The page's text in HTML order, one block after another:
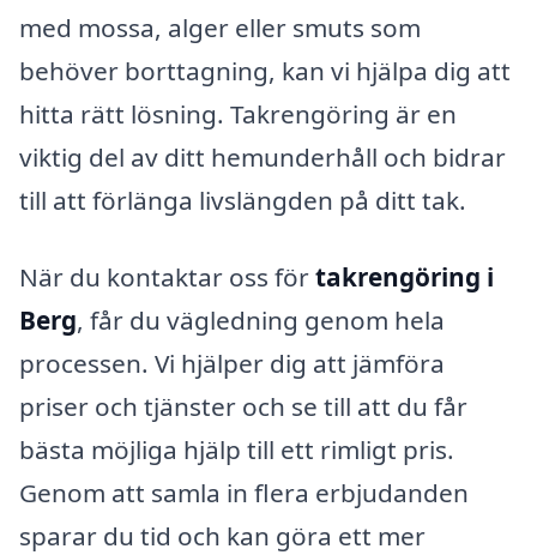
med mossa, alger eller smuts som
behöver borttagning, kan vi hjälpa dig att
hitta rätt lösning. Takrengöring är en
viktig del av ditt hemunderhåll och bidrar
till att förlänga livslängden på ditt tak.
När du kontaktar oss förtakrengöring i
Berg, får du vägledning genom hela
processen. Vi hjälper dig att jämföra
priser och tjänster och se till att du får
bästa möjliga hjälp till ett rimligt pris.
Genom att samla in flera erbjudanden
sparar du tid och kan göra ett mer